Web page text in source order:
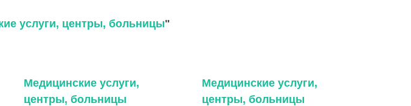
услуги, центры, больницы"
Медицинские услуги,
центры, больницы
Медицинские услуги,
центры, больницы